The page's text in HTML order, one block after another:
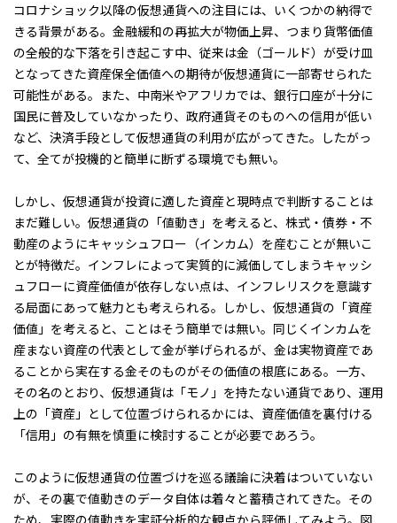
コロナショック以降の仮想通貨への注目には、いくつかの納得で
きる背景がある。金融緩和の再拡大が物価上昇、つまり貨幣価値
の全般的な下落を引き起こす中、従来は金（ゴールド）が受け皿
となってきた資産保全価値への期待が仮想通貨に一部寄せられた
可能性がある。また、中南米やアフリカでは、銀行口座が十分に
国民に普及していなかったり、政府通貨そのものへの信用が低い
など、決済手段として仮想通貨の利用が広がってきた。したがっ
て、全てが投機的と簡単に断ずる環境でも無い。
しかし、仮想通貨が投資に適した資産と現時点で判断することは
まだ難しい。仮想通貨の「値動き」を考えると、株式・債券・不
動産のようにキャッシュフロー（インカム）を産むことが無いこ
とが特徴だ。インフレによって実質的に減価してしまうキャッシ
ュフローに資産価値が依存しない点は、インフレリスクを意識す
る局面にあって魅力とも考えられる。しかし、仮想通貨の「資産
価値」を考えると、ことはそう簡単では無い。同じくインカムを
産まない資産の代表として金が挙げられるが、金は実物資産であ
ることから実在する金そのものがその価値の根底にある。一方、
その名のとおり、仮想通貨は「モノ」を持たない通貨であり、運用
上の「資産」として位置づけられるかには、資産価値を裏付ける
「信用」の有無を慎重に検討することが必要であろう。
このように仮想通貨の位置づけを巡る議論に決着はついていない
が、その裏で値動きのデータ自体は着々と蓄積されてきた。その